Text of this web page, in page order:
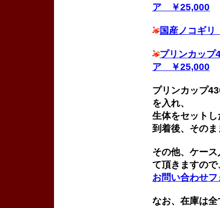
ア ￥25,000
国産ノコギ
プリンカッ
ア ￥25,000
プリンカップ
を入れ、
生体をセット
到着後、その
その他、ケー
て頂きますの
お問い合わせフ
なお、在庫は